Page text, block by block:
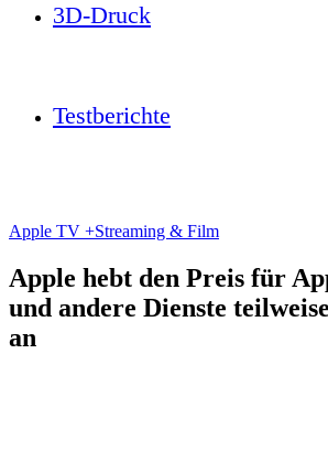
3D-Druck
Testberichte
Apple TV +Streaming & Film
Apple hebt den Preis für
und andere Dienste
an